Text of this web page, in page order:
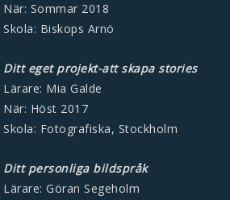
När: Sommar 2018
Skola: Biskops Arnö
Ditt eget projekt-att skapa stories
Lärare: Mia Galde
När: Höst 2017
Skola: Fotografiska, Stockholm
Ditt personliga bildspråk
Lärare: Göran Segeholm